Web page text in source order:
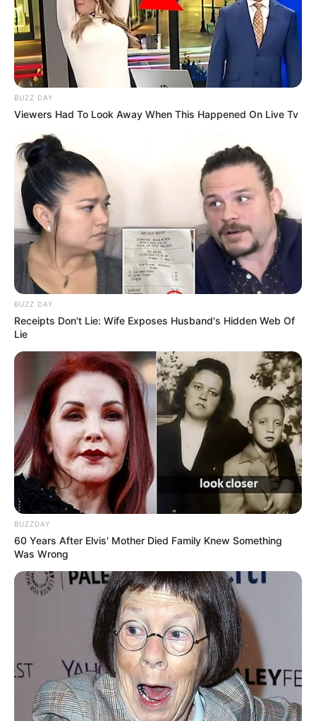
Langka Banget! 10 Pose Lucu
Katak yang Bikin Ketawa
Gemes
Ambyar! 10 Kalimat Baper
Pakai Bahasa Jawa Ini Bikin
Galau Abis
Fail! 10 Potret Makanan Gagal
Dimasak yang Bikin Kamu
Nggak Selera
10 Pose Manekin Anti
Mainstream yang Konyol
Banget
8 Kata Lucu Seputar Malam
Minggu ala Jomblo yang Bikin
Ngenes
BUZZ DAY
Viewers Had To Look Away When This Happened On Live Tv
BUZZ DAY
Receipts Don't Lie: Wife Exposes Husband's Hidden Web Of
Lie
BUZZDAY
60 Years After Elvis' Mother Died Family Knew Something
Was Wrong